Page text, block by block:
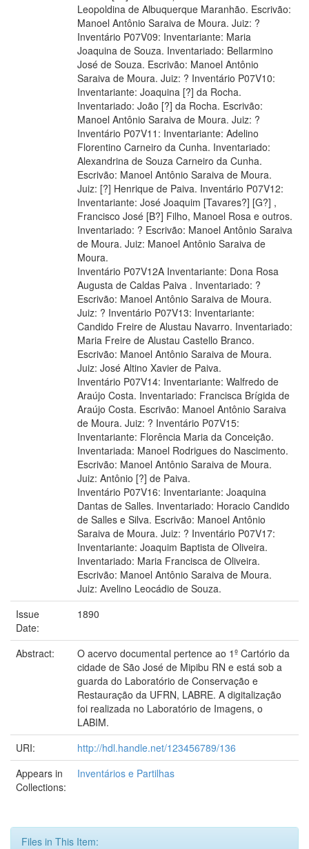
Leopoldina de Albuquerque Maranhão. Escrivão:
Manoel Antônio Saraiva de Moura. Juiz: ?
Inventário P07V09: Inventariante: Maria
Joaquina de Souza. Inventariado: Bellarmino
José de Souza. Escrivão: Manoel Antônio
Saraiva de Moura. Juiz: ? Inventário P07V10:
Inventariante: Joaquina [?] da Rocha.
Inventariado: João [?] da Rocha. Escrivão:
Manoel Antônio Saraiva de Moura. Juiz: ?
Inventário P07V11: Inventariante: Adelino
Florentino Carneiro da Cunha. Inventariado:
Alexandrina de Souza Carneiro da Cunha.
Escrivão: Manoel Antônio Saraiva de Moura.
Juiz: [?] Henrique de Paiva. Inventário P07V12:
Inventariante: José Joaquim [Tavares?] [G?] ,
Francisco José [B?] Filho, Manoel Rosa e outros.
Inventariado: ? Escrivão: Manoel Antônio Saraiva
de Moura. Juiz: Manoel Antônio Saraiva de
Moura.
Inventário P07V12A Inventariante: Dona Rosa
Augusta de Caldas Paiva . Inventariado: ?
Escrivão: Manoel Antônio Saraiva de Moura.
Juiz: ? Inventário P07V13: Inventariante:
Candido Freire de Alustau Navarro. Inventariado:
Maria Freire de Alustau Castello Branco.
Escrivão: Manoel Antônio Saraiva de Moura.
Juiz: José Altino Xavier de Paiva.
Inventário P07V14: Inventariante: Walfredo de
Araújo Costa. Inventariado: Francisca Brígida de
Araújo Costa. Escrivão: Manoel Antônio Saraiva
de Moura. Juiz: ? Inventário P07V15:
Inventariante: Florência Maria da Conceição.
Inventariada: Manoel Rodrigues do Nascimento.
Escrivão: Manoel Antônio Saraiva de Moura.
Juiz: Antônio [?] de Paiva.
Inventário P07V16: Inventariante: Joaquina
Dantas de Salles. Inventariado: Horacio Candido
de Salles e Silva. Escrivão: Manoel Antônio
Saraiva de Moura. Juiz: ? Inventário P07V17:
Inventariante: Joaquim Baptista de Oliveira.
Inventariado: Maria Francisca de Oliveira.
Escrivão: Manoel Antônio Saraiva de Moura.
Juiz: Avelino Leocádio de Souza.
Issue
Date:
1890
Abstract:
O acervo documental pertence ao 1º Cartório da
cidade de São José de Mipibu RN e está sob a
guarda do Laboratório de Conservação e
Restauração da UFRN, LABRE. A digitalização
foi realizada no Laboratório de Imagens, o
LABIM.
URI:
http://hdl.handle.net/123456789/136
Appears in
Collections:
Inventários e Partilhas
Files in This Item: